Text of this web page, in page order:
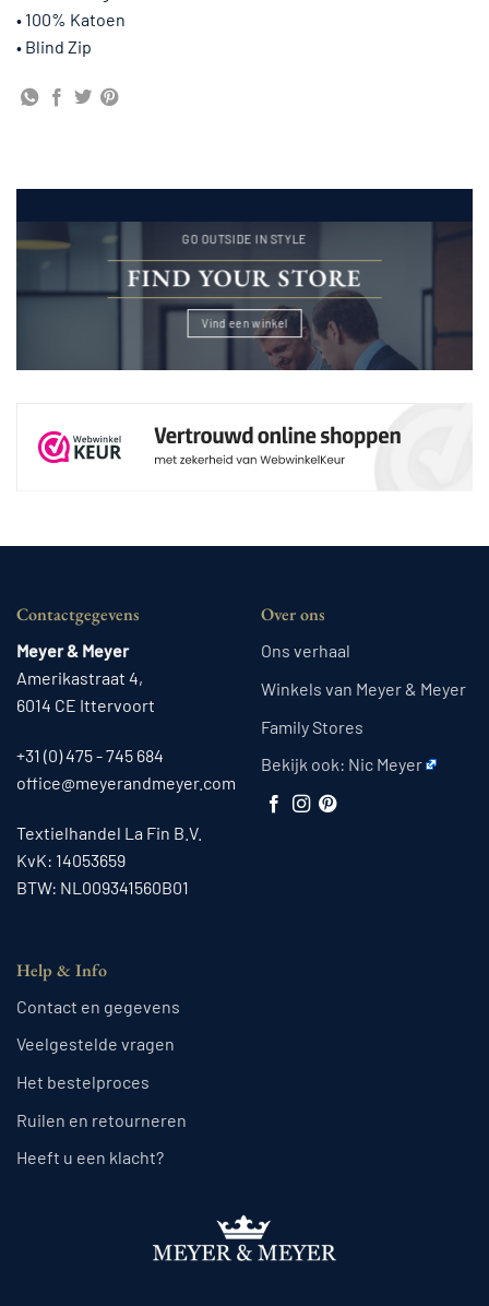
• 100% Katoen
• Blind Zip
GO OUTSIDE IN STYLE
FIND YOUR STORE
Vind een winkel
Contactgegevens
Meyer & Meyer
Amerikastraat 4,
6014 CE Ittervoort
+31 (0) 475 - 745 684
office@meyerandmeyer.com
Textielhandel La Fin B.V.
KvK: 14053659
BTW: NL009341560B01
Over ons
Ons verhaal
Winkels van Meyer & Meyer
Family Stores
Bekijk ook: Nic Meyer
Help & Info
Contact en gegevens
Veelgestelde vragen
Het bestelproces
Ruilen en retourneren
Heeft u een klacht?